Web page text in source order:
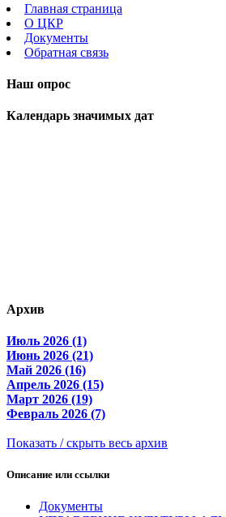
Главная страница
О ЦКР
Документы
Обратная связь
Наш опрос
Календарь значимых дат
Архив
Июль 2026 (1)
Июнь 2026 (21)
Май 2026 (16)
Апрель 2026 (15)
Март 2026 (19)
Февраль 2026 (7)
Показать / скрыть весь архив
Описание или ссылки
Документы